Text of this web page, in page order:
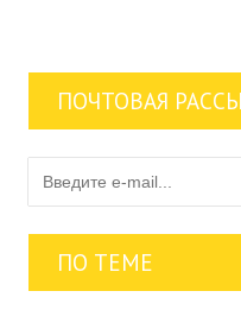
ПОЧТОВАЯ
ПО ТЕМЕ